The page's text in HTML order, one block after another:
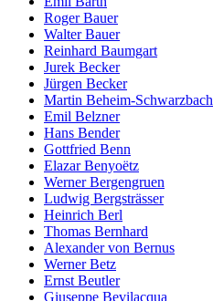
Roger Bauer
Walter Bauer
Reinhard Baumgart
Jurek Becker
Jürgen Becker
Martin Beheim-Schwarzbach
Emil Belzner
Hans Bender
Gottfried Benn
Elazar Benyoëtz
Werner Bergengruen
Ludwig Bergsträsser
Heinrich Berl
Thomas Bernhard
Alexander von Bernus
Werner Betz
Ernst Beutler
Giuseppe Bevilacqua